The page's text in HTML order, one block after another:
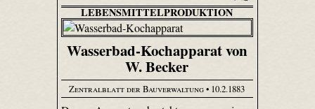
LEBENSMITTELPRODUKTION
Wasserbad-Kochapparat von
W. Becker
Zentralblatt der Bauverwaltung• 10.2.1883